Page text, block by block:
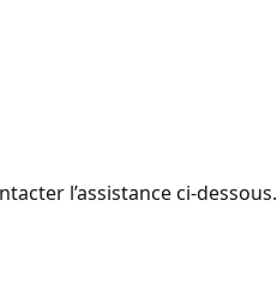
l’assistance ci-dessous.